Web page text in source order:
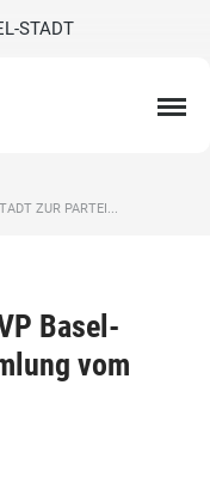
STADT
ZUR PARTEI...
Basel-
vom